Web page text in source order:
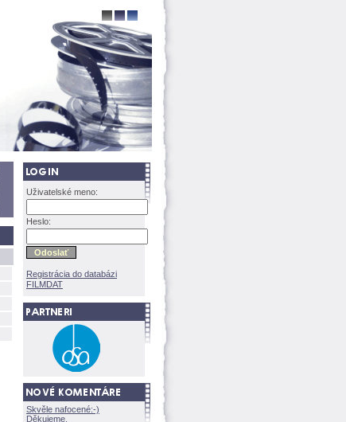
Uživatelské meno:
Heslo:
Registrácia do databázi
FILMDAT
Skvěle nafocené:-)
Děkujeme.